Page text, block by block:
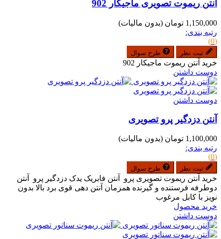
آنتن ریموت تصویری ماجیکار 902
1,150,000 تومان
(بدون مالیات)
رتبه بندی:
(0)
ثبت نظر طرح سوال
خرید آنتن ریموت ماجیکار 902
دوست داشتن
دوست داشتن
آنتن دزدگیر پرو تصویری
1,100,000 تومان
(بدون مالیات)
رتبه بندی:
(0)
ثبت نظر طرح سوال
خرید آنتن ریموت تصویری پرو آنتن فابریک یدک دزدگیر پرو آنتن
دوطرفه فرستنده و گیرنده همزمان آنتن دهی قوی برد بالا بدون
نویز با کابل مرغوب
خرید محصول
دوست داشتن